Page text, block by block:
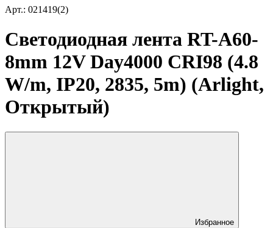
Арт.: 021419(2)
Светодиодная лента RT-A60-
8mm 12V Day4000 CRI98 (4.8
W/m, IP20, 2835, 5m) (Arlight,
Открытый)
Избранное